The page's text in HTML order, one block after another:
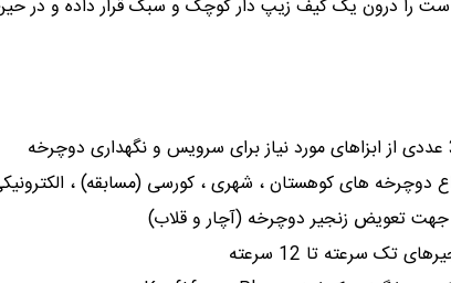
را درون یک کیف زیپ دار کوچک و سبک قرار داده و در حین
دوچرخه های کوهستان ، شهری ، کورسی (مسابقه) ،
جهت تعویض زنجیر دوچرخه (آچار و قلاب)
تک سرعته تا 12 سرعته